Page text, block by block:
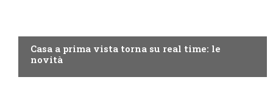
Casa a prima vista torna su real time: le
novità